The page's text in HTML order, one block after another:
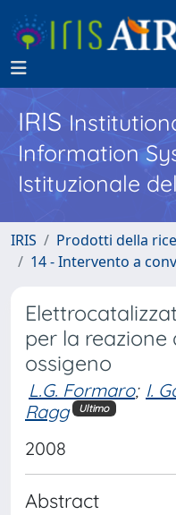
IRIS
Information
Istituzionale
IRIS
Prodotti della
14 - Intervento a
per la reazione
ossigeno
L.G. Formaro; I.
Ragg
Ultimo
2008
Abstract